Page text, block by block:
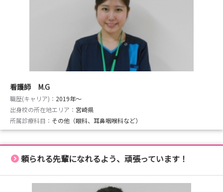
看護師 M.G
職歴(キャリア)： 2019年〜
出身校の所在地エリア： 宮崎県
所属診療科目： その他（眼科、耳鼻咽喉科など）
頼られる先輩になれるよう、頑張っています！